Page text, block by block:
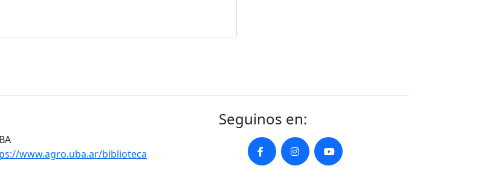
www.agro.uba.ar/biblioteca
Seguinos en: